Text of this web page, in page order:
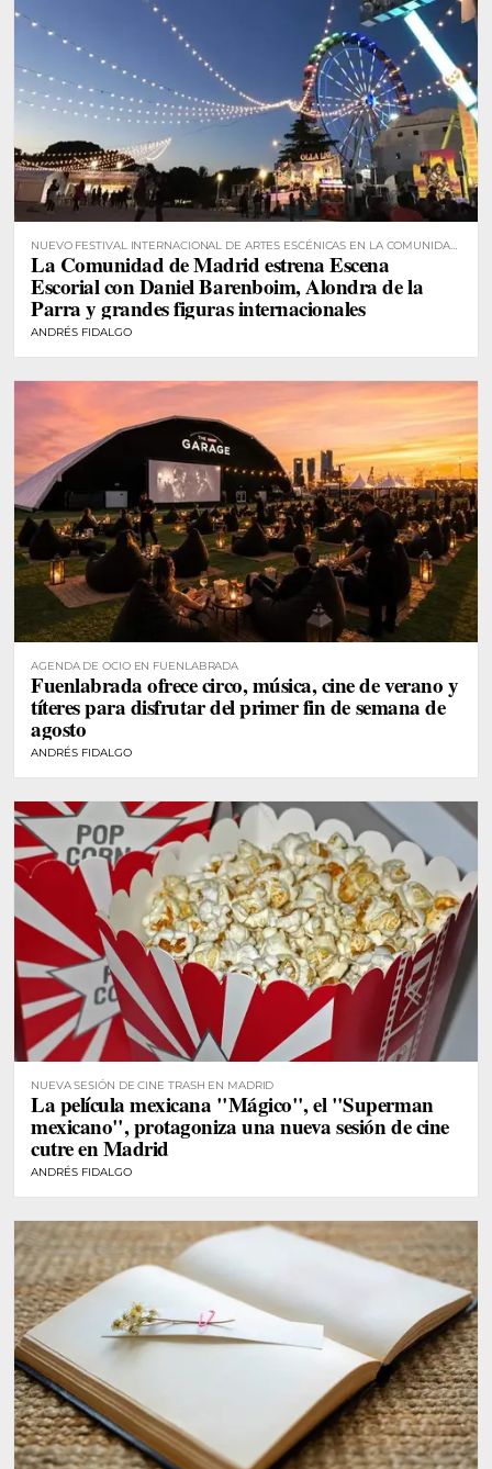
NUEVO FESTIVAL INTERNACIONAL DE ARTES ESCÉNICAS EN LA COMUNIDAD
DE MADRID
La Comunidad de Madrid estrena Escena
Escorial con Daniel Barenboim, Alondra de la
Parra y grandes figuras internacionales
ANDRÉS FIDALGO
AGENDA DE OCIO EN FUENLABRADA
Fuenlabrada ofrece circo, música, cine de verano y
títeres para disfrutar del primer fin de semana de
agosto
ANDRÉS FIDALGO
NUEVA SESIÓN DE CINE TRASH EN MADRID
La película mexicana "Mágico", el "Superman
mexicano", protagoniza una nueva sesión de cine
cutre en Madrid
ANDRÉS FIDALGO